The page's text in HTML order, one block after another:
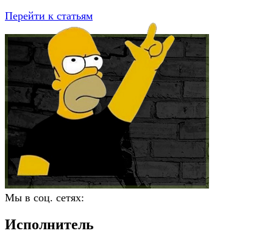
Перейти к статьям
Мы в соц. сетях:
Исполнитель